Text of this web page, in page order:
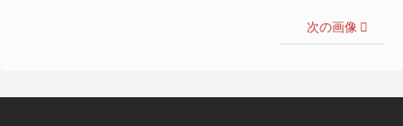
次の画像